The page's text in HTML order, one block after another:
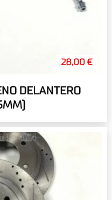
28,00 €
DELANTERO